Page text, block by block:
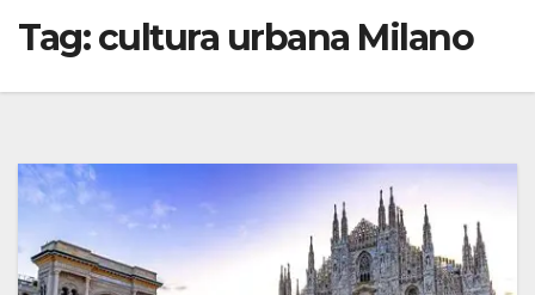
Tag:cultura urbana Milano